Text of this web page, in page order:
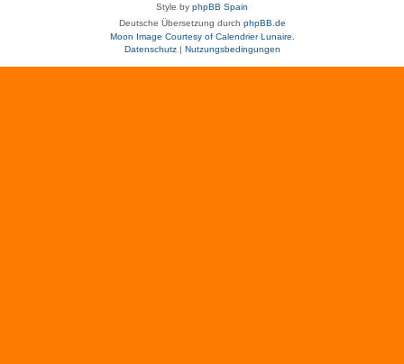
Style by phpBB Spain
Deutsche Übersetzung durch phpBB.de
Moon Image Courtesy of Calendrier Lunaire.
Datenschutz| Nutzungsbedingungen